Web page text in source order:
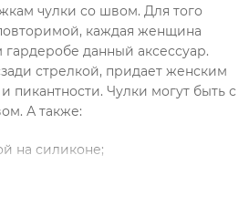
чулки со швом. Для того
каждая женщина
данный аксессуар.
стрелкой, придает женским
пикантности. Чулки могут быть с
А также:
на силиконе;